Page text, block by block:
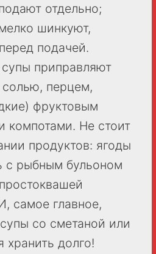
отдельно;
шинкуют,
подачей.
приправляют
перцем,
фруктовым
компотами. Не стоит
продуктов: ягоды
с рыбным бульоном
самое главное,
со сметаной или
хранить долго!